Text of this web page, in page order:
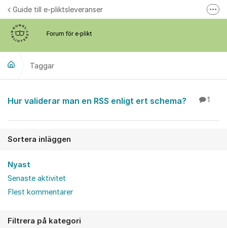
Hoppa till innehåll
Guide till e-pliktsleveranser
Taggar
Hur validerar man en RSS enligt ert schema? 1
Sortera inläggen
Nyast
Senaste aktivitet
Flest kommentarer
Filtrera på kategori